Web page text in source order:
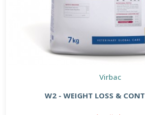
Virbac
W2 - WEIGHT LOSS &